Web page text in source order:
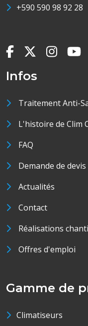
+590 590 98 92 28
Infos
Traitement Anti-
L'histoire de Clim
FAQ
Demande de devis
Actualités
Contact
Réalisations
Offres d'emploi
Gamme de
Climatiseurs